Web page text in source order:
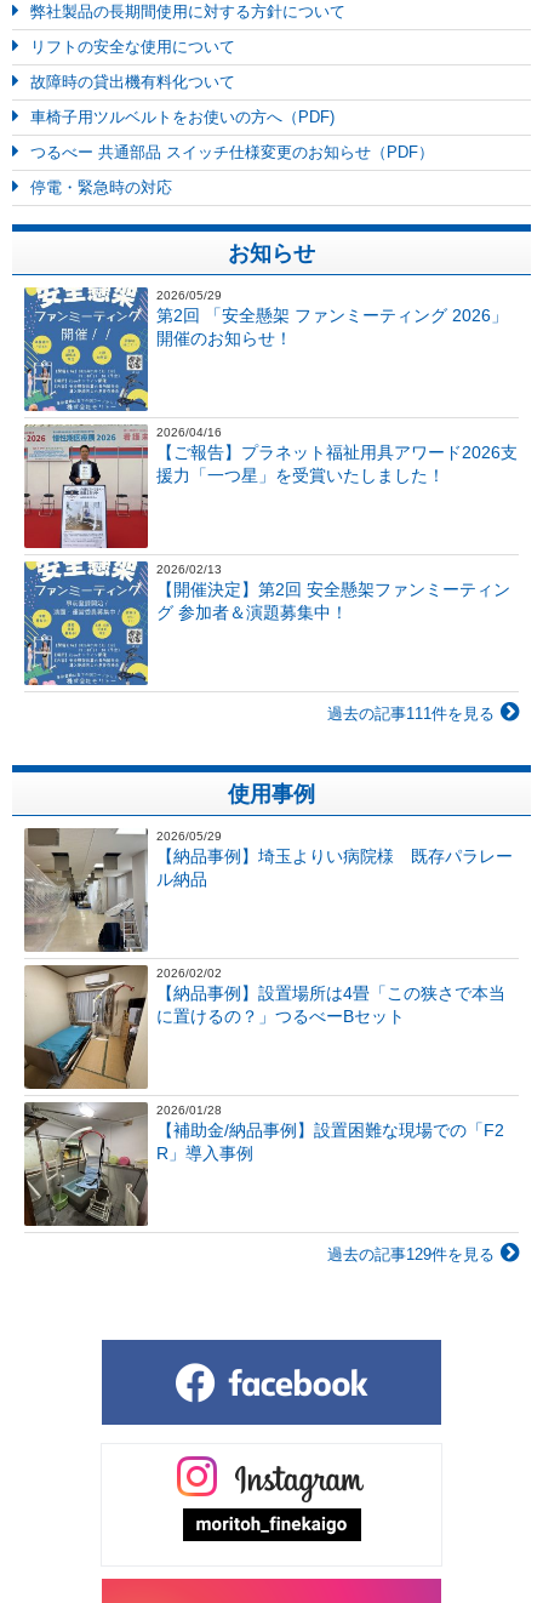
弊社製品の長期間使用に対する方針について
リフトの安全な使用について
故障時の貸出機有料化ついて
車椅子用ツルベルトをお使いの方へ（PDF)
つるべー 共通部品 スイッチ仕様変更のお知らせ（PDF）
停電・緊急時の対応
お知らせ
2026/05/29
第2回 「安全懸架 ファンミーティング 2026」
開催のお知らせ！
2026/04/16
【ご報告】プラネット福祉用具アワード2026支
援力「一つ星」を受賞いたしました！
2026/02/13
【開催決定】第2回 安全懸架ファンミーティン
グ 参加者＆演題募集中！
過去の記事111件を見る
使用事例
2026/05/29
【納品事例】埼玉よりい病院様 既存パラレー
ル納品
2026/02/02
【納品事例】設置場所は4畳「この狭さで本当
に置けるの？」つるべーBセット
2026/01/28
【補助金/納品事例】設置困難な現場での「F2
R」導入事例
過去の記事129件を見る